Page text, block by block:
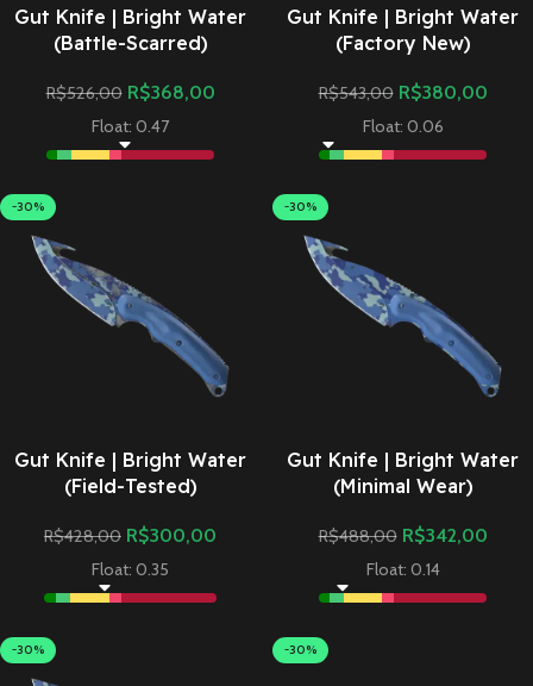
Gut Knife | Bright Water
(Battle-Scarred)
R$526,00 R$368,00
Float: 0.47
Gut Knife | Bright Water
(Factory New)
R$543,00 R$380,00
Float: 0.06
-30%
Gut Knife | Bright Water
(Field-Tested)
R$428,00 R$300,00
Float: 0.35
-30%
Gut Knife | Bright Water
(Minimal Wear)
R$488,00 R$342,00
Float: 0.14
-30% -30%